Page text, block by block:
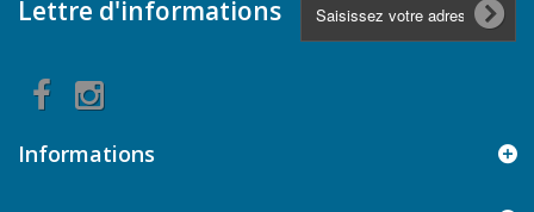
Lettre d'informations
Informations